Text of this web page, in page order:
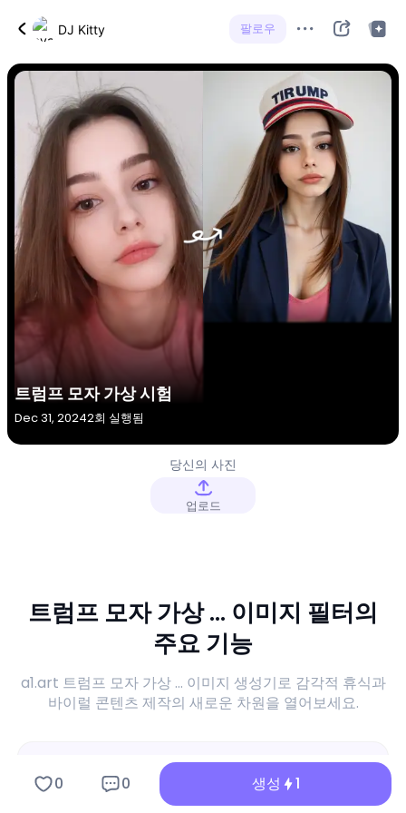
DJ Kitty 팔로우
트럼프 모자 가상 시험
Dec 31, 20242회 실행됨
당신의 사진
업로드
트럼프 모자 가상 ... 이미지 필터의
주요 기능
a1.art 트럼프 모자 가상 ... 이미지 생성기로 감각적 휴식과
바이럴 콘텐츠 제작의 새로운 차원을 열어보세요.
0 0 생성 1